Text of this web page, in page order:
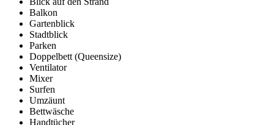
Balkon
Gartenblick
Stadtblick
Parken
Doppelbett (Queensize)
Ventilator
Mixer
Surfen
Umzäunt
Bettwäsche
Handtücher